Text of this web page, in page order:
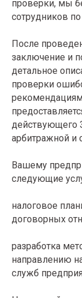
проверки, мы
сотрудников
После
заключение и
детальное
проверки
действующего
арбитражной и
Вашему
следующие
налоговое
договорных
разработка
направлению
служб